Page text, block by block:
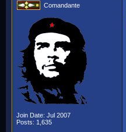
Comandante
Join Date: Jul 2007
Posts: 1,635